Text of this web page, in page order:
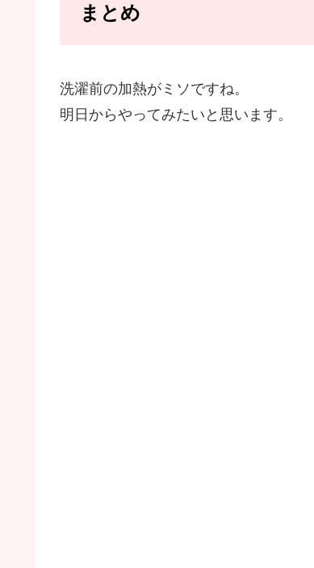
まとめ
洗濯前の加熱がミソですね。
明日からやってみたいと思います。